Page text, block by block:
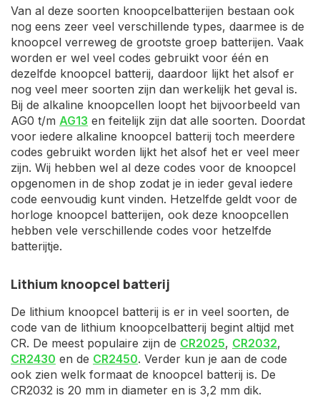
Van al deze soorten knoopcelbatterijen bestaan ook
nog eens zeer veel verschillende types, daarmee is de
knoopcel verreweg de grootste groep batterijen. Vaak
worden er wel veel codes gebruikt voor één en
dezelfde knoopcel batterij, daardoor lijkt het alsof er
nog veel meer soorten zijn dan werkelijk het geval is.
Bij de alkaline knoopcellen loopt het bijvoorbeeld van
AG0 t/m AG13 en feitelijk zijn dat alle soorten. Doordat
voor iedere alkaline knoopcel batterij toch meerdere
codes gebruikt worden lijkt het alsof het er veel meer
zijn. Wij hebben wel al deze codes voor de knoopcel
opgenomen in de shop zodat je in ieder geval iedere
code eenvoudig kunt vinden. Hetzelfde geldt voor de
horloge knoopcel batterijen, ook deze knoopcellen
hebben vele verschillende codes voor hetzelfde
batterijtje.
Lithium knoopcel batterij
De lithium knoopcel batterij is er in veel soorten, de
code van de lithium knoopcelbatterij begint altijd met
CR. De meest populaire zijn de CR2025, CR2032,
CR2430 en de CR2450. Verder kun je aan de code
ook zien welk formaat de knoopcel batterij is. De
CR2032 is 20 mm in diameter en is 3,2 mm dik.